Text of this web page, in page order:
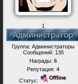
1
Группа: Администраторы
Сообщений: 135
Награды: 6
Репутация: 4
Статус: